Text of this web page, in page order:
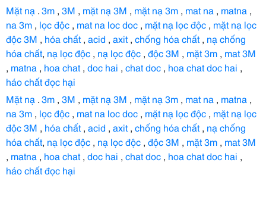
Mặt nạ .3m , 3M , mặt nạ 3M , mặt nạ 3m , mat na , matna ,
na 3m , lọc độc , mat na loc doc , mặt nạ lọc độc , mặt nạ lọc
độc 3M , hóa chất , acid , axit , chống hóa chất , nạ chống
hóa chất, nạ lọc độc , nạ lọc độc , độc 3M , mặt 3m , mat 3M
, matna , hoa chat , doc hai , chat doc , hoa chat doc hai ,
háo chất đọc hại
Mặt nạ .3m , 3M , mặt nạ 3M , mặt nạ 3m , mat na , matna ,
na 3m , lọc độc , mat na loc doc , mặt nạ lọc độc , mặt nạ lọc
độc 3M , hóa chất , acid , axit , chống hóa chất , nạ chống
hóa chất, nạ lọc độc , nạ lọc độc , độc 3M , mặt 3m , mat 3M
, matna , hoa chat , doc hai , chat doc , hoa chat doc hai ,
háo chất đọc hại